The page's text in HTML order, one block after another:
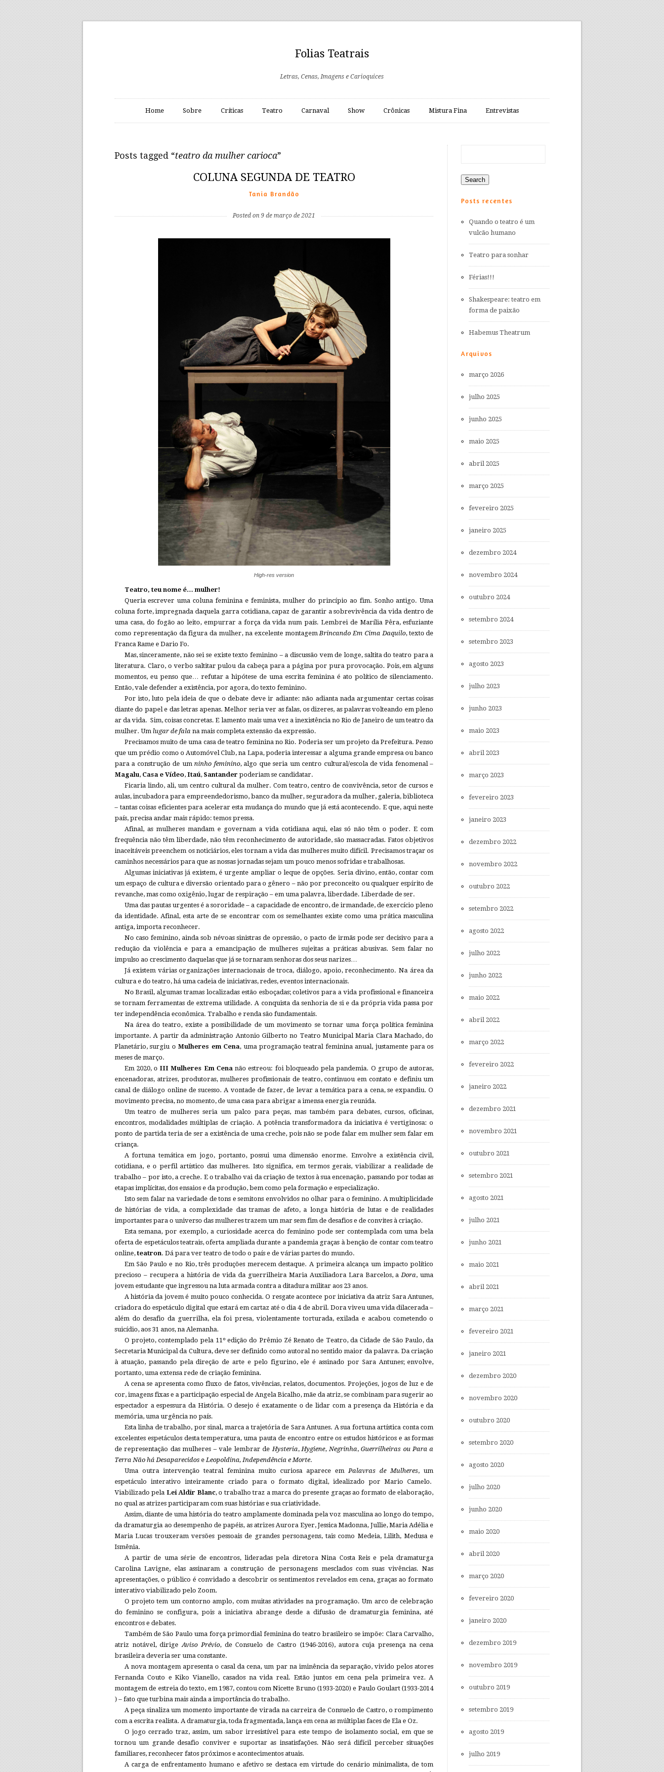
Folias Teatrais
Letras, Cenas, Imagens e Carioquices
Home Sobre Críticas Teatro Carnaval Show Crônicas Mistura Fina Entrevistas
Posts tagged “teatro da mulher carioca”
COLUNA SEGUNDA DE TEATRO
Tania Brandão
Posted on 9 de março de 2021
High-res version
Teatro, teu nome é… mulher!
Queria escrever uma coluna feminina e feminista, mulher do princípio ao fim. Sonho antigo. Uma
coluna forte, impregnada daquela garra cotidiana, capaz de garantir a sobrevivência da vida dentro de
uma casa, do fogão ao leito, empurrar a força da vida num país. Lembrei de Marília Pêra, esfuziante
como representação da figura da mulher, na excelente montagemBrincando Em Cima Daquilo, texto de
Franca Rame e Dario Fo.
Mas, sinceramente, não sei se existe texto feminino – a discussão vem de longe, saltita do teatro para a
literatura. Claro, o verbo saltitar pulou da cabeça para a página por pura provocação. Pois, em alguns
momentos, eu penso que… refutar a hipótese de uma escrita feminina é ato político de silenciamento.
Então, vale defender a existência, por agora, do texto feminino.
Por isto, luto pela ideia de que o debate deve ir adiante: não adianta nada argumentar certas coisas
diante do papel e das letras apenas. Melhor seria ver as falas, os dizeres, as palavras volteando em pleno
ar da vida. Sim, coisas concretas. E lamento mais uma vez a inexistência no Rio de Janeiro de um teatro da
mulher. Um lugar de fala na mais completa extensão da expressão.
Precisamos muito de uma casa de teatro feminina no Rio. Poderia ser um projeto da Prefeitura. Penso
que um prédio como o Automóvel Club, na Lapa, poderia interessar a alguma grande empresa ou banco
para a construção de umninho feminino, algo que seria um centro cultural/escola de vida fenomenal –
Magalu, Casa e Vídeo, Itaú, Santander poderiam se candidatar.
Ficaria lindo, ali, um centro cultural da mulher. Com teatro, centro de convivência, setor de cursos e
aulas, incubadora para empreendedorismo, banco da mulher, seguradora da mulher, galeria, biblioteca
– tantas coisas eficientes para acelerar esta mudança do mundo que já está acontecendo. E que, aqui neste
país, precisa andar mais rápido: temos pressa.
Afinal, as mulheres mandam e governam a vida cotidiana aqui, elas só não têm o poder. E com
frequência não têm liberdade, não têm reconhecimento de autoridade, são massacradas. Fatos objetivos
inaceitáveis preenchem os noticiários, eles tornam a vida das mulheres muito difícil. Precisamos traçar os
caminhos necessários para que as nossas jornadas sejam um pouco menos sofridas e trabalhosas.
Algumas iniciativas já existem, é urgente ampliar o leque de opções. Seria divino, então, contar com
um espaço de cultura e diversão orientado para o gênero – não por preconceito ou qualquer espírito de
revanche, mas como oxigênio, lugar de respiração – em uma palavra, liberdade. Liberdade de ser.
Uma das pautas urgentes é a sororidade – a capacidade de encontro, de irmandade, de exercício pleno
da identidade. Afinal, esta arte de se encontrar com os semelhantes existe como uma prática masculina
antiga, importa reconhecer.
No caso feminino, ainda sob névoas sinistras de opressão, o pacto de irmãs pode ser decisivo para a
redução da violência e para a emancipação de mulheres sujeitas a práticas abusivas. Sem falar no
impulso ao crescimento daquelas que já se tornaram senhoras dos seus narizes…
Já existem várias organizações internacionais de troca, diálogo, apoio, reconhecimento. Na área da
cultura e do teatro, há uma cadeia de iniciativas, redes, eventos internacionais.
No Brasil, algumas tramas localizadas estão esboçadas; coletivos para a vida profissional e financeira
se tornam ferramentas de extrema utilidade. A conquista da senhoria de si e da própria vida passa por
ter independência econômica. Trabalho e renda são fundamentais.
Na área do teatro, existe a possibilidade de um movimento se tornar uma força política feminina
importante. A partir da administração Antonio Gilberto no Teatro Municipal Maria Clara Machado, do
Planetário, surgiu oMulheres em Cena, uma programação teatral feminina anual, justamente para os
meses de março.
Em 2020, oIII Mulheres Em Cenanão estreou: foi bloqueado pela pandemia. O grupo de autoras,
encenadoras, atrizes, produtoras, mulheres profissionais de teatro, continuou em contato e definiu um
canal de diálogo online de sucesso. A vontade de fazer, de levar a temática para a cena, se expandiu. O
movimento precisa, no momento, de uma casa para abrigar a imensa energia reunida.
Um teatro de mulheres seria um palco para peças, mas também para debates, cursos, oficinas,
encontros, modalidades múltiplas de criação. A potência transformadora da iniciativa é vertiginosa: o
ponto de partida teria de ser a existência de uma creche, pois não se pode falar em mulher sem falar em
criança.
A fortuna temática em jogo, portanto, possui uma dimensão enorme. Envolve a existência civil,
cotidiana, e o perfil artístico das mulheres. Isto significa, em termos gerais, viabilizar a realidade de
trabalho – por isto, a creche. E o trabalho vai da criação de textos à sua encenação, passando por todas as
etapas implícitas, dos ensaios e da produção, bem como pela formação e especialização.
Isto sem falar na variedade de tons e semitons envolvidos no olhar para o feminino. A multiplicidade
de histórias de vida, a complexidade das tramas de afeto, a longa história de lutas e de realidades
importantes para o universo das mulheres trazem um mar sem fim de desafios e de convites à criação.
Esta semana, por exemplo, a curiosidade acerca do feminino pode ser contemplada com uma bela
oferta de espetáculos teatrais, oferta ampliada durante a pandemia graças à benção de contar com teatro
online, teatron. Dá para ver teatro de todo o país e de várias partes do mundo.
Em São Paulo e no Rio, três produções merecem destaque. A primeira alcança um impacto político
precioso – recupera a história de vida da guerrilheira Maria Auxiliadora Lara Barcelos, aDora, uma
jovem estudante que ingressou na luta armada contra a ditadura militar aos 23 anos.
A história da jovem é muito pouco conhecida. O resgate acontece por iniciativa da atriz Sara Antunes,
criadora do espetáculo digital que estará em cartaz até o dia 4 de abril. Dora viveu uma vida dilacerada –
além do desafio da guerrilha, ela foi presa, violentamente torturada, exilada e acabou cometendo o
suicídio, aos 31 anos, na Alemanha.
O projeto, contemplado pela 11º edição do Prêmio Zé Renato de Teatro, da Cidade de São Paulo, da
Secretaria Municipal da Cultura, deve ser definido como autoral no sentido maior da palavra. Da criação
à atuação, passando pela direção de arte e pelo figurino, ele é assinado por Sara Antunes; envolve,
portanto, uma extensa rede de criação feminina.
A cena se apresenta como fluxo de fatos, vivências, relatos, documentos. Projeções, jogos de luz e de
cor, imagens fixas e a participação especial de Angela Bicalho, mãe da atriz, se combinam para sugerir ao
espectador a espessura da História. O desejo é exatamente o de lidar com a presença da História e da
memória, uma urgência no país.
Esta linha de trabalho, por sinal, marca a trajetória de Sara Antunes. A sua fortuna artística conta com
excelentes espetáculos desta temperatura, uma pauta de encontro entre os estudos históricos e as formas
de representação das mulheres – vale lembrar deHysteria,Hygiene,Negrinha,Guerrilheiras ou Para a
Terra Não há Desaparecidos eLeopoldina, Independência e Morte.
Uma outra intervenção teatral feminina muito curiosa aparece emPalavras de Mulheres, um
espetáculo interativo inteiramente criado para o formato digital, idealizado por Mario Camelo.
Viabilizado pela Lei Aldir Blanc, o trabalho traz a marca do presente graças ao formato de elaboração,
no qual as atrizes participaram com suas histórias e sua criatividade.
Assim, diante de uma história do teatro amplamente dominada pela voz masculina ao longo do tempo,
da dramaturgia ao desempenho de papéis, as atrizes Aurora Eyer, Jessica Madonna, Jullie, Maria Adélia e
Maria Lucas trouxeram versões pessoais de grandes personagens, tais como Medeia, Lilith, Medusa e
Ismênia.
A partir de uma série de encontros, lideradas pela diretora Nina Costa Reis e pela dramaturga
Carolina Lavigne, elas assinaram a construção de personagens mesclados com suas vivências. Nas
apresentações, o público é convidado a descobrir os sentimentos revelados em cena, graças ao formato
interativo viabilizado pelo Zoom.
O projeto tem um contorno amplo, com muitas atividades na programação. Um arco de celebração
do feminino se configura, pois a iniciativa abrange desde a difusão de dramaturgia feminina, até
encontros e debates.
Também de São Paulo uma força primordial feminina do teatro brasileiro se impõe: Clara Carvalho,
atriz notável, dirige Aviso Prévio, de Consuelo de Castro (1946-2016), autora cuja presença na cena
brasileira deveria ser uma constante.
A nova montagem apresenta o casal da cena, um par na iminência da separação, vivido pelos atores
Fernanda Couto e Kiko Vianello, casados na vida real. Estão juntos em cena pela primeira vez. A
montagem de estreia do texto, em 1987, contou com Nicette Bruno (1933-2020) e Paulo Goulart (1933-2014
) – fato que turbina mais ainda a importância do trabalho.
A peça sinaliza um momento importante de virada na carreira de Consuelo de Castro, o rompimento
com a escrita realista. A dramaturgia, toda fragmentada, lança em cena as múltiplas faces de Ela e Oz.
O jogo cerrado traz, assim, um sabor irresistível para este tempo de isolamento social, em que se
tornou um grande desafio conviver e suportar as insatisfações. Não será difícil perceber situações
familiares, reconhecer fatos próximos e acontecimentos atuais.
A carga de enfrentamento humano e afetivo se destaca em virtude do cenário minimalista, de tom
Posts recentes
Quando o teatro é um
vulcão humano
Teatro para sonhar
Férias!!!
Shakespeare: teatro em
forma de paixão
Habemus Theatrum
Arquivos
março 2026
julho 2025
junho 2025
maio 2025
abril 2025
março 2025
fevereiro 2025
janeiro 2025
dezembro 2024
novembro 2024
outubro 2024
setembro 2024
setembro 2023
agosto 2023
julho 2023
junho 2023
maio 2023
abril 2023
março 2023
fevereiro 2023
janeiro 2023
dezembro 2022
novembro 2022
outubro 2022
setembro 2022
agosto 2022
julho 2022
junho 2022
maio 2022
abril 2022
março 2022
fevereiro 2022
janeiro 2022
dezembro 2021
novembro 2021
outubro 2021
setembro 2021
agosto 2021
julho 2021
junho 2021
maio 2021
abril 2021
março 2021
fevereiro 2021
janeiro 2021
dezembro 2020
novembro 2020
outubro 2020
setembro 2020
agosto 2020
julho 2020
junho 2020
maio 2020
abril 2020
março 2020
fevereiro 2020
janeiro 2020
dezembro 2019
novembro 2019
outubro 2019
setembro 2019
agosto 2019
julho 2019